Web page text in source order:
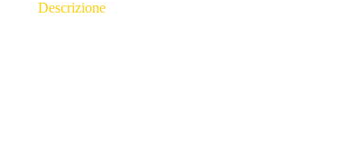
Descrizione